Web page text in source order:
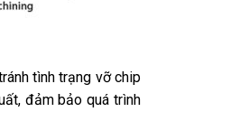
tình trạng vỡ chip
đảm bảo quá trình